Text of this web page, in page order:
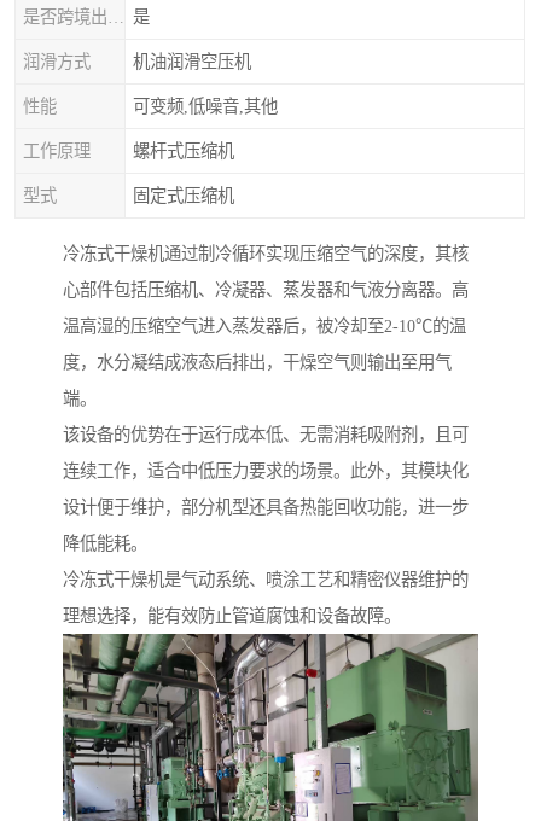
是
润滑方式 机油润滑空压机
性能 可变频,低噪音,其他
工作原理 螺杆式压缩机
型式 固定式压缩机
冷冻式干燥机通过制冷循环实现压缩空气的深度，其核
心部件包括压缩机、冷凝器、蒸发器和气液分离器。高
温高湿的压缩空气进入蒸发器后，被冷却至2-10℃的温
度，水分凝结成液态后排出，干燥空气则输出至用气
端。
该设备的优势在于运行成本低、无需消耗吸附剂，且可
连续工作，适合中低压力要求的场景。此外，其模块化
设计便于维护，部分机型还具备热能回收功能，进一步
降低能耗。
冷冻式干燥机是气动系统、喷涂工艺和精密仪器维护的
理想选择，能有效防止管道腐蚀和设备故障。